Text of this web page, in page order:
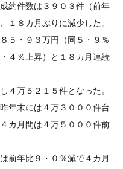
約件数は３９０３件（前年
１８カ月ぶりに減少した。
５・９３万円（同５・９％
４％上昇）と１８カ月連続
４万５２１５件となった。
年末には４万３０００件台
カ月間は４万５０００件前
前年比９・０％減で４カ月